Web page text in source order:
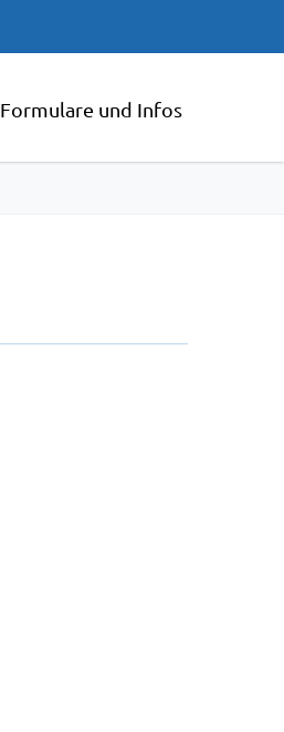
Formulare und Infos